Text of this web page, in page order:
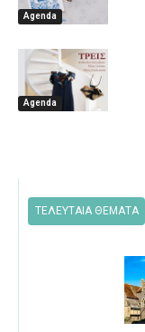
Agenda
Agenda
ΤΕΛΕΥΤΑΙΑ ΘΕΜΑΤΑ